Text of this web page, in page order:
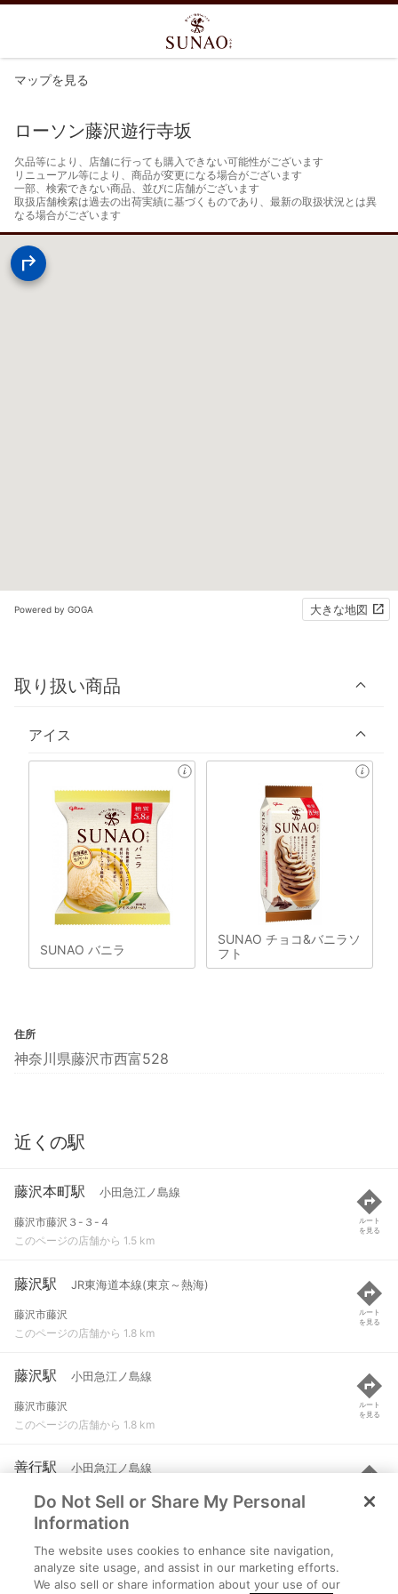
マップを見る
ローソン藤沢遊行寺坂
欠品等により、店舗に行っても購入できない可能性がございます
リニューアル等により、商品が変更になる場合がございます
一部、検索できない商品、並びに店舗がございます
取扱店舗検索は過去の出荷実績に基づくものであり、最新の取扱状況とは異
なる場合がございます
Powered by GOGA 大きな地図
取り扱い商品
アイス
SUNAO バニラ
SUNAO チョコ&バニラソ
フト
住所
神奈川県藤沢市西富528
近くの駅
藤沢本町駅 小田急江ノ島線
藤沢市藤沢３-３-４
このページの店舗から 1.5 km
ルート
を見る
藤沢駅 JR東海道本線(東京～熱海)
藤沢市藤沢
このページの店舗から 1.8 km
ルート
を見る
藤沢駅 小田急江ノ島線
藤沢市藤沢
このページの店舗から 1.8 km
ルート
を見る
善行駅 小田急江ノ島線
藤沢市善行１-２７
このページの店舗から 1.9 km
ルート
を見る
藤沢駅 江ノ島電鉄線
藤沢市藤沢
Do Not Sell or Share My Personal
Information
The website uses cookies to enhance site navigation,
analyze site usage, and assist in our marketing efforts.
We also sell or share information about your use of our